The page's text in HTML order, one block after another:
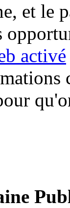
et le
activé